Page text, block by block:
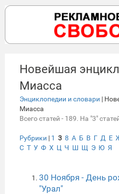
Новейшая
Миасса
Энциклопедии и словари |
Миасса
Всего статей - 189. На "3"
Рубрики | 1 3 8 А Б В Г Д Е
С Т У Ф Х Ц Ч Ш Щ Э Ю Я
30 Ноября - День
"Урал"